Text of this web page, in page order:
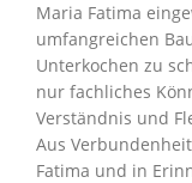
Maria Fatima
umfangreichen
Unterkochen zu
nur fachliches
Verständnis und
Aus
Fatima und in